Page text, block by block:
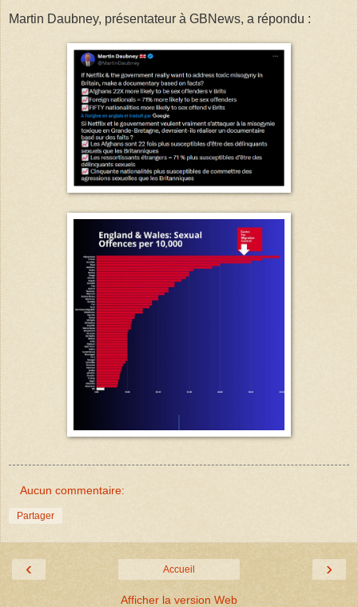
Martin Daubney, présentateur à GBNews, a répondu :
Aucun commentaire:
Partager
‹ ›
Accueil
Afficher la version Web